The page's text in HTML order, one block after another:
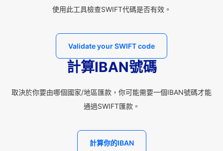
使用此工具檢查SWIFT代碼是否有效。
Validate your SWIFT code
計算IBAN號碼
取決於你要由哪個國家/地區匯款，你可能需要一個IBAN號碼才能
通過SWIFT匯款。
計算你的IBAN